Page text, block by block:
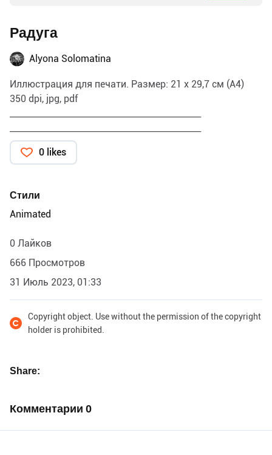
Радуга
Alyona Solomatina
Иллюстрация для печати. Размер: 21 х 29,7 см (А4)
350 dpi, jpg, pdf
0 likes
Стили
Animated
0 Лайков
666 Просмотров
31 Июль 2023, 01:33
Copyright object. Use without the permission of the copyright
holder is prohibited.
Share
Комментарии 0